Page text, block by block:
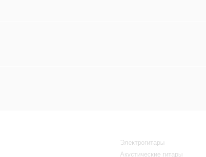
Электрогитары
Акустические гитары